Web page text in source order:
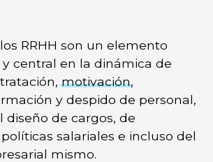
RRHH son un elemento
central en la dinámica de
motivación,
y despido de personal,
diseño de cargos, de
salariales e incluso del
mismo.